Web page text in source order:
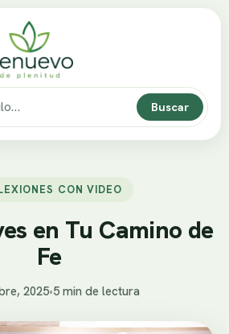
Buscar
CON VIDEO
en Tu Camino de
Fe
2025•5 min de lectura